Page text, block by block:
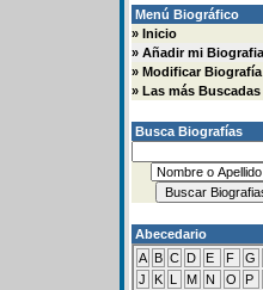
Menú Biográfico
» Inicio
» Añadir mi Biografia
» Modificar Biografía
» Las más Buscadas
Busca Biografías
Abecedario
A B C D E F G
J
K L M N O P